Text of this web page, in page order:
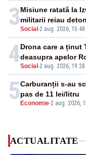
3Social -2 aug. 2026, 15:48
Misiune ratată la
militarii reiau
4Social -2 aug. 2026, 19:28
Drona care a ținut
deasupra apelor
5 Economie-2 aug. 2026,
Carburanții s-au
pas de 11 lei/litru
ACTUALITATE